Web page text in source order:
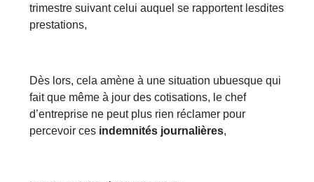
trimestre suivant celui auquel se rapportent lesdites
prestations,
Dès lors, cela amène à une situation ubuesque qui
fait que même à jour des cotisations, le chef
d’entreprise ne peut plus rien réclamer pour
percevoir ces indemnités journalières,